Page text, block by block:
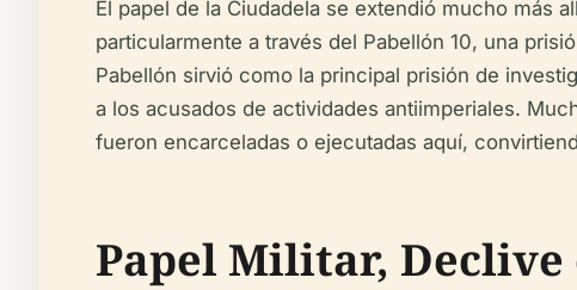
El papel de la Ciudadela se extendió mucho más
particularmente a través del Pabellón 10, una
Pabellón sirvió como la principal prisión de
a los acusados de actividades antiimperiales.
fueron encarceladas o ejecutadas aquí,
Papel Militar,